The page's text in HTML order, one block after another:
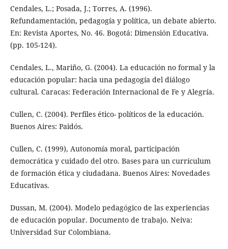
Cendales, L.; Posada, J.; Torres, A. (1996).
Refundamentación, pedagogía y política, un debate abierto.
En: Revista Aportes, No. 46. Bogotá: Dimensión Educativa.
(pp. 105-124).
Cendales, L., Mariño, G. (2004). La educación no formal y la
educación popular: hacia una pedagogía del diálogo
cultural. Caracas: Federación Internacional de Fe y Alegría.
Cullen, C. (2004). Perfiles ético- políticos de la educación.
Buenos Aires: Paidós.
Cullen, C. (1999), Autonomía moral, participación
democrática y cuidado del otro. Bases para un currículum
de formación ética y ciudadana. Buenos Aires: Novedades
Educativas.
Dussan, M. (2004). Modelo pedagógico de las experiencias
de educación popular. Documento de trabajo. Neiva:
Universidad Sur Colombiana.